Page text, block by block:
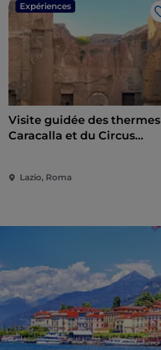
Expériences
Visite guidée des
Caracalla et du Circus
Lazio, Roma